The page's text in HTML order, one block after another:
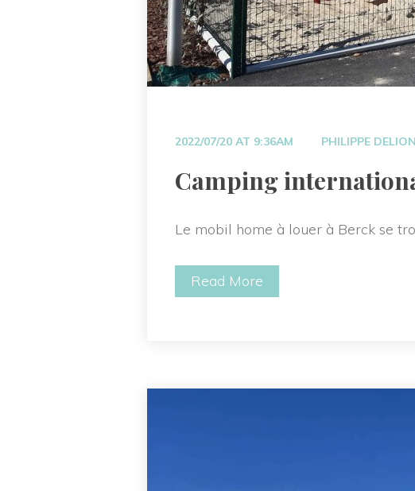
2022/07/20 AT 9:36AM PHILIPPE DELION
Camping
Le mobil home à louer à Berck se
Read More